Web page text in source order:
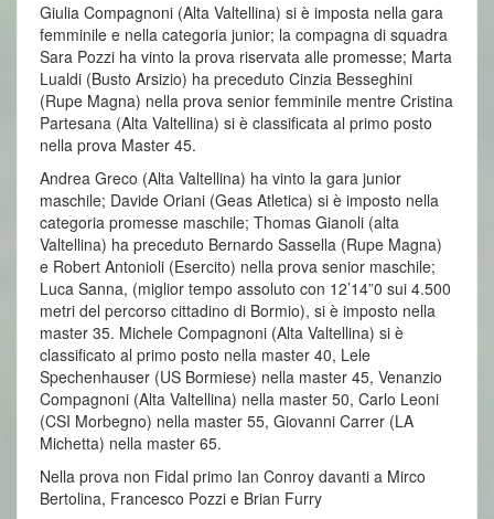
Giulia Compagnoni (Alta Valtellina) si è imposta nella gara
femminile e nella categoria junior; la compagna di squadra
Sara Pozzi ha vinto la prova riservata alle promesse; Marta
Lualdi (Busto Arsizio) ha preceduto Cinzia Besseghini
(Rupe Magna) nella prova senior femminile mentre Cristina
Partesana (Alta Valtellina) si è classificata al primo posto
nella prova Master 45.
Andrea Greco (Alta Valtellina) ha vinto la gara junior
maschile; Davide Oriani (Geas Atletica) si è imposto nella
categoria promesse maschile; Thomas Gianoli (alta
Valtellina) ha preceduto Bernardo Sassella (Rupe Magna)
e Robert Antonioli (Esercito) nella prova senior maschile;
Luca Sanna, (miglior tempo assoluto con 12’14”0 sui 4.500
metri del percorso cittadino di Bormio), si è imposto nella
master 35. Michele Compagnoni (Alta Valtellina) si è
classificato al primo posto nella master 40, Lele
Spechenhauser (US Bormiese) nella master 45, Venanzio
Compagnoni (Alta Valtellina) nella master 50, Carlo Leoni
(CSI Morbegno) nella master 55, Giovanni Carrer (LA
Michetta) nella master 65.
Nella prova non Fidal primo Ian Conroy davanti a Mirco
Bertolina, Francesco Pozzi e Brian Furry